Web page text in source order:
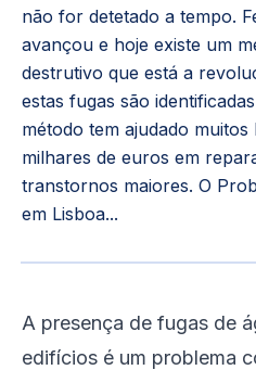
não for detetado a tempo.
avançou e hoje existe um
destrutivo que está a
estas fugas são
método tem ajudado
milhares de euros em
transtornos maiores. O
em Lisboa...
A presença de fugas de
edifícios é um problema